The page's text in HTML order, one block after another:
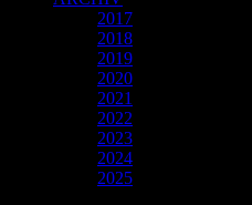
2017
2018
2019
2020
2021
2022
2023
2024
2025